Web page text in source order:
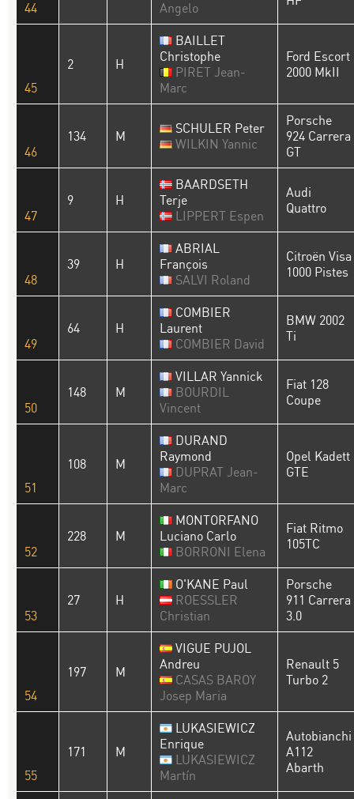
44
Angelo
45
2 H
BAILLET
Christophe
PIRET Jean-
Marc
Ford Escort
2000 MkII
46
134 M
SCHULER Peter
WILKIN Yannic
Porsche
924 Carrera
GT
47
9 H
BAARDSETH
Terje
LIPPERT Espen
Audi
Quattro
48
39 H
ABRIAL
François
SALVI Roland
Citroën Visa
1000 Pistes
49
64 H
COMBIER
Laurent
COMBIER David
BMW 2002
Ti
50
148 M
VILLAR Yannick
BOURDIL
Vincent
Fiat 128
Coupe
51
108 M
DURAND
Raymond
DUPRAT Jean-
Marc
Opel Kadett
GTE
52
228 M
MONTORFANO
Luciano Carlo
BORRONI Elena
Fiat Ritmo
105TC
53
27 H
O'KANE Paul
ROESSLER
Christian
Porsche
911 Carrera
3.0
54
197 M
VIGUE PUJOL
Andreu
CASAS BAROY
Josep Maria
Renault 5
Turbo 2
55
171 M
LUKASIEWICZ
Enrique
LUKASIEWICZ
Martín
Autobianchi
A112
Abarth